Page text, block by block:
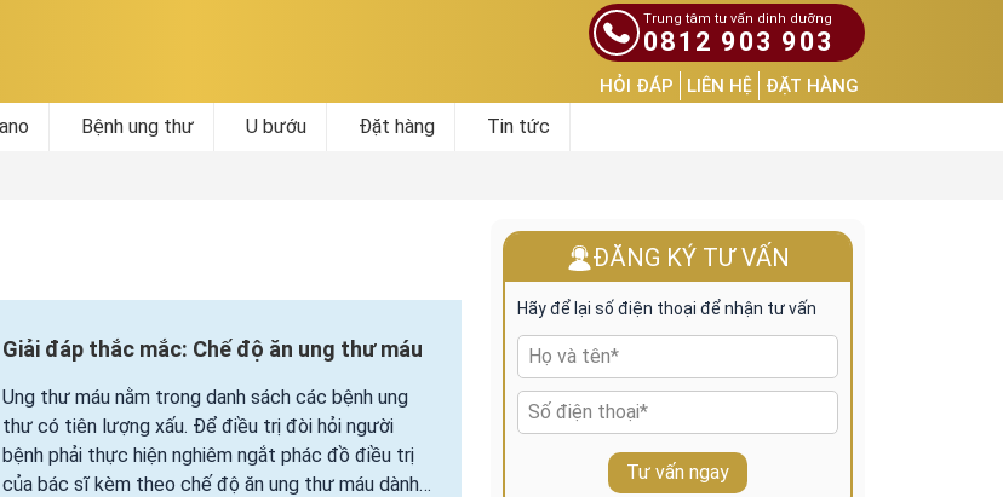
Trung tâm tư vấn dinh dưỡng
0812 903 903
HỎI ĐÁP LIÊN HỆ ĐẶT HÀNG
Bệnh ung thư U bướu Đặt hàng Tin tức
Giải đáp thắc mắc: Chế độ ăn ung thư máu
Ung thư máu nằm trong danh sách các bệnh ung
thư có tiên lượng xấu. Để điều trị đòi hỏi người
bệnh phải thực hiện nghiêm ngắt phác đồ điều trị
của bác sĩ kèm theo chế độ ăn ung thư máu dành
ĐĂNG KÝ TƯ VẤN
Hãy để lại số điện thoại để nhận tư vấn
Tư vấn ngay